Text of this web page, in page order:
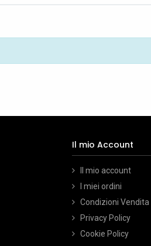
Il mio Account
Il mio account
I miei ordini
Condizioni Vendita
Privacy Policy
Cookie Policy